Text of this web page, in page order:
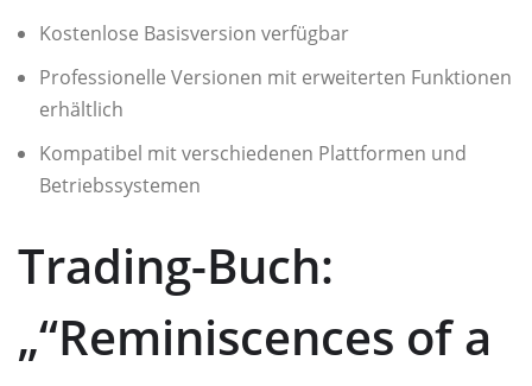
Kostenlose Basisversion verfügbar
Professionelle Versionen mit erweiterten Funktionen
erhältlich
Kompatibel mit verschiedenen Plattformen und
Betriebssystemen
Trading-Buch:
„“Reminiscences of a